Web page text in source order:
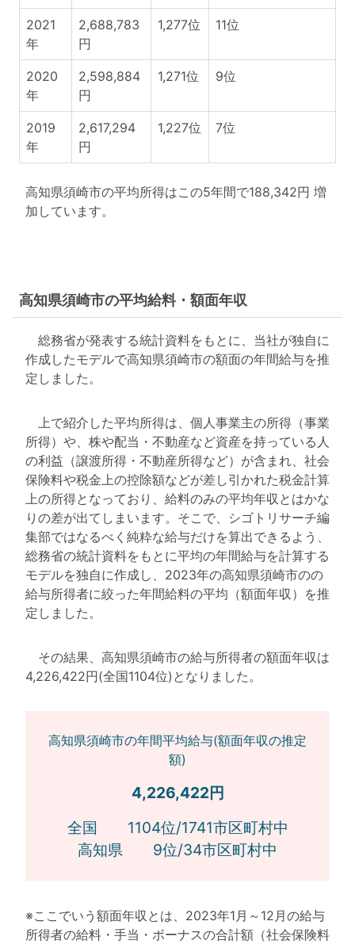
2021
年
2,688,783
円
1,277位 11位
2020
年
2,598,884
円
1,271位 9位
2019
年
2,617,294
円
1,227位 7位
高知県須崎市の平均所得はこの5年間で188,342円 増
加しています。
高知県須崎市の平均給料・額面年収
総務省が発表する統計資料をもとに、当社が独自に
作成したモデルで高知県須崎市の額面の年間給与を推
定しました。
上で紹介した平均所得は、個人事業主の所得（事業
所得）や、株や配当・不動産など資産を持っている人
の利益（譲渡所得・不動産所得など）が含まれ、社会
保険料や税金上の控除額などが差し引かれた税金計算
上の所得となっており、給料のみの平均年収とはかな
りの差が出てしまいます。そこで、シゴトリサーチ編
集部ではなるべく純粋な給与だけを算出できるよう、
総務省の統計資料をもとに平均の年間給与を計算する
モデルを独自に作成し、2023年の高知県須崎市のの
給与所得者に絞った年間給料の平均（額面年収）を推
定しました。
その結果、高知県須崎市の給与所得者の額面年収は
4,226,422円(全国1104位)となりました。
高知県須崎市の年間平均給与(額面年収の推定
額)
4,226,422円
全国 1104位/1741市区町村中
高知県 9位/34市区町村中
※ここでいう額面年収とは、2023年1月～12月の給与
所得者の給料・手当・ボーナスの合計額（社会保険料